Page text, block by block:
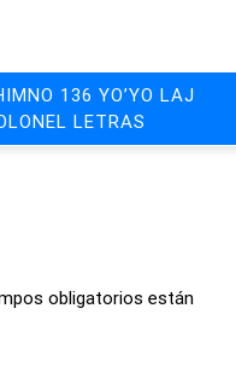
136 YO’YO LAJ
LETRAS
obligatorios están